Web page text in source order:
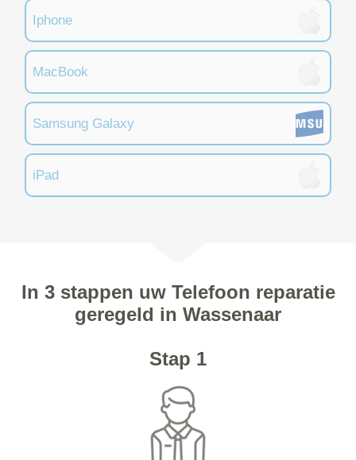
Iphone
MacBook
Samsung Galaxy
iPad
In 3 stappen uw Telefoon reparatie
geregeld in Wassenaar
Stap 1